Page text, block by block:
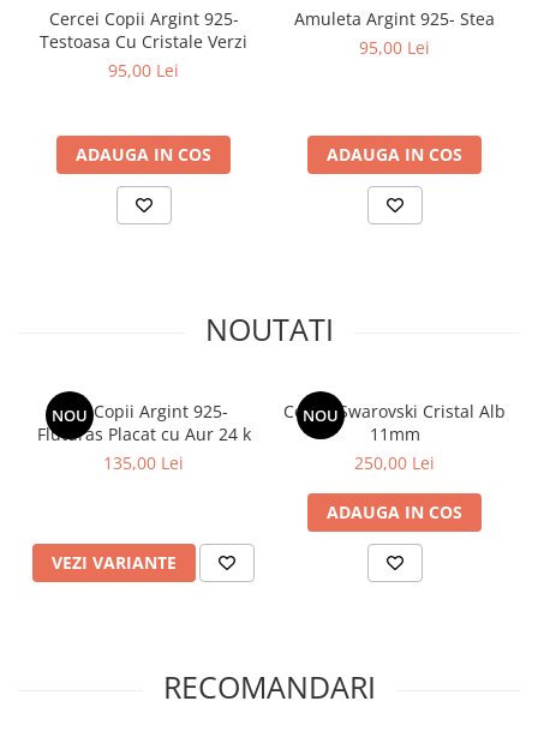
Cercei Copii Argint 925-
Testoasa Cu Cristale Verzi
95,00 Lei
ADAUGA IN COS
Amuleta Argint 925- Stea
95,00 Lei
ADAUGA IN COS
NOUTATI
NOU
Inel Copii Argint 925-
Fluturas Placat cu Aur 24 k
135,00 Lei
VEZI VARIANTE
NOU
Cercei Swarovski Cristal Alb
11mm
250,00 Lei
ADAUGA IN COS
RECOMANDARI